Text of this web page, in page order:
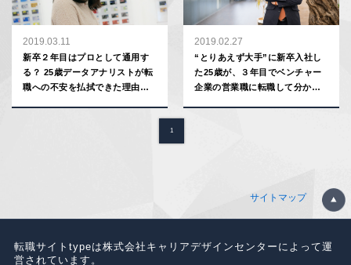
2019.03.11
新卒２年目はプロとして通用す
る？ 25歳データアナリストが転
職への不安を払拭できた理由／
2019.02.27
“とりあえず大手”に新卒入社し
た25歳が、３年目でベンチャー
企業の営業職に転職して分かっ
1
サイトマップ
転職サイトtypeは株式会社キャリアデザインセンターによって運
営されています。